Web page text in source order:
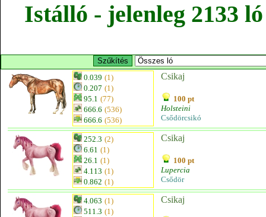
Istálló - jelenleg 2133
0.039 (1)
0.207 (1)
95.1 (77)
666.6 (536)
666.6 (536)
Csikaj
100 pt
Holsteini
Csődörcsikó
252.3 (2)
6.61 (1)
26.1 (1)
4.113 (1)
0.862 (1)
Csikaj
100 pt
Lupercia
Csődör
4.063 (1)
511.3 (1)
Csikaj